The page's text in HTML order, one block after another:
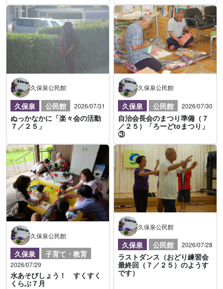
久保泉公民館
久保泉 公民館 2026/07/31
ぬっかなかに「楽々会の活動
７／２５」
久保泉公民館
久保泉 公民館 2026/07/30
自治会長会のまつり準備（７
／２５）「ろーどtoまつり」
③
久保泉公民館
久保泉 子育て・教育
2026/07/29
水あそびしょう！ すくすく
くらぶ７月
久保泉公民館
久保泉 公民館 2026/07/28
ラストダンス（おどり練習会
最終回（７／２５）のようす
です）